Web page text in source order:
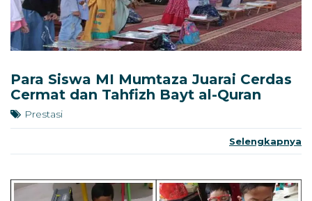
Para Siswa MI Mumtaza Juarai Cerdas
Cermat dan Tahfizh Bayt al-Quran
Prestasi
Selengkapnya